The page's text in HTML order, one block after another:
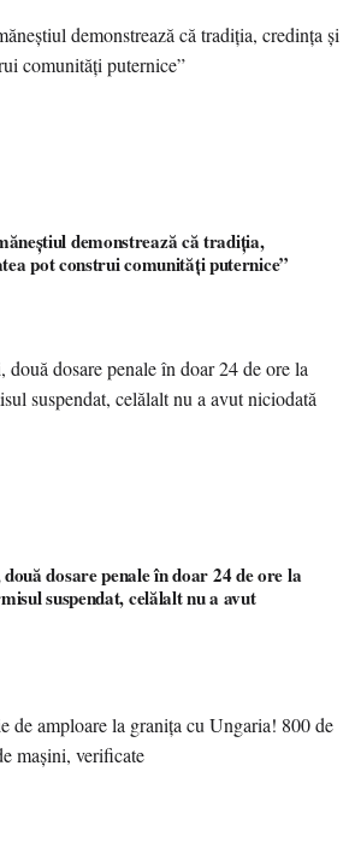
demonstrează că tradiția,
pot construi comunități puternice”
dosare penale în doar 24 de ore la
suspendat, celălalt nu a avut